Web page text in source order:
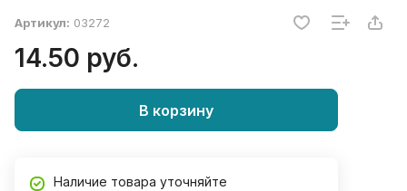
Артикул: 03272
14.50 руб.
В корзину
Наличие товара уточняйте